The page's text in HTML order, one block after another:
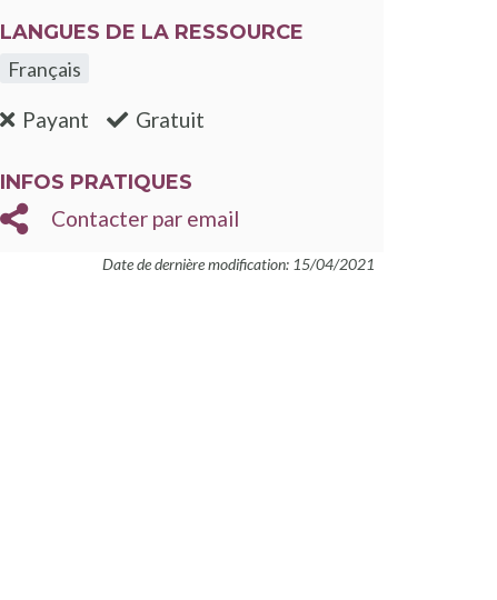
LANGUES DE LA RESSOURCE
Français
Payant :non Gratuit
INFOS PRATIQUES
Contacter par email
Date de dernière modification: 15/04/2021